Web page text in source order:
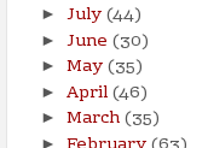
► July(44)
► June (30)
► May(35)
► April(46)
► March(35)
►